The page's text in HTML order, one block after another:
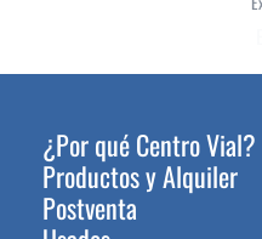
¿Por qué Centro Vial?
Productos y Alquiler
Postventa